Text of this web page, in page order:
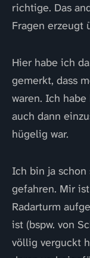
richtige. Das
Fragen erzeugt
Hier habe ich
gemerkt, dass
waren. Ich
auch dann
hügelig war.
Ich bin ja
gefahren. Mir
Radarturm
ist (bspw. von
völlig verguckt